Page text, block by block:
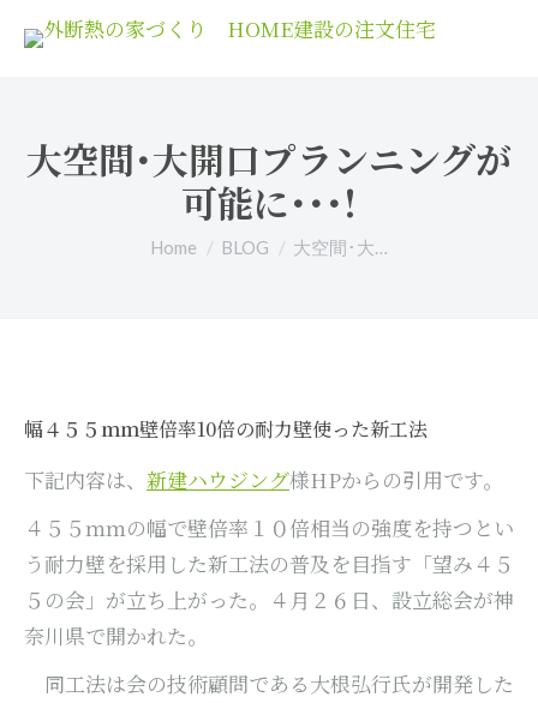
大空間･大開口プランニングが
可能に･･･!
You are here:
Home BLOG 大空間･大…
幅４５５ｍｍ壁倍率10倍の耐力壁使った新工法
下記内容は、 新建ハウジング様HPからの引用です。
４５５ｍｍの幅で壁倍率１０倍相当の強度を持つとい
う耐力壁を採用した新工法の普及を目指す「望み４５
５の会」が立ち上がった。４月２６日、設立総会が神
奈川県で開かれた。
同工法は会の技術顧問である大根弘行氏が開発した